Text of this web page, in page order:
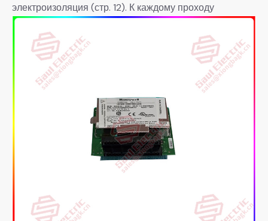
электроизоляция (стр. 12). К каждому проходу